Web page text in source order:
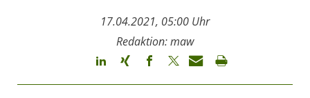
17.04.2021, 05:00 Uhr
Redaktion: maw